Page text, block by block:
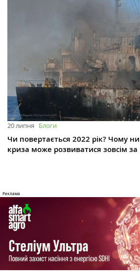
20 липня Блоги
Чи повертається 2022 рік? Чому
криза може розвиватися зовсім